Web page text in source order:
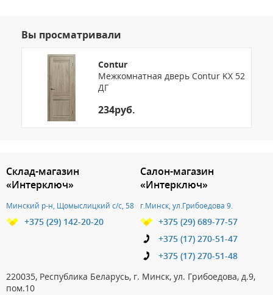
Вы просматривали
Contur
Межкомнатная дверь Contur KX 52
ДГ
234руб.
Склад-магазин
«Интерключ»
Минский р-н, Щомыслицкий с/с, 58
+375 (29) 142-20-20
Салон-магазин
«Интерключ»
г.Минск, ул.Грибоедова 9.
+375 (29) 689-77-57
+375 (17) 270-51-47
+375 (17) 270-51-48
220035, Республика Беларусь, г. Минск, ул. Грибоедова, д.9,
пом.10